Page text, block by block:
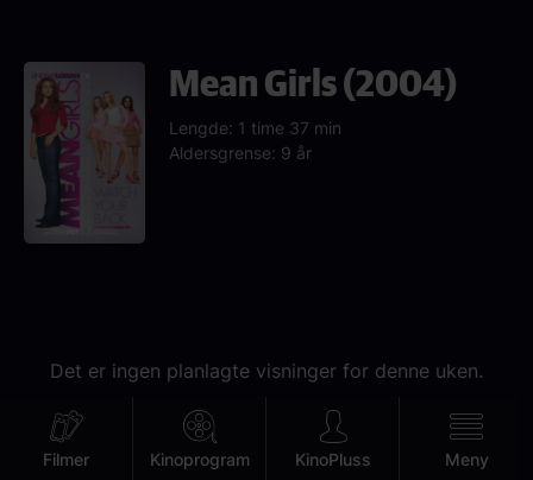
Mobile
Filmer Kinoprogram KinoPluss Meny
Mean Girls (2004)
Lengde: 1 time 37 min
Aldersgrense: 9 år
Det er ingen planlagte visninger for denne uken.
Se neste visning